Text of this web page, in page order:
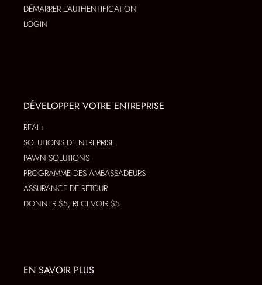
DÉMARRER L'AUTHENTIFICATION
LOGIN
DÉVELOPPER VOTRE ENTREPRISE
REAL+
SOLUTIONS D'ENTREPRISE
PAWN SOLUTIONS
PROGRAMME DES AMBASSADEURS
ASSURANCE DE RETOUR
DONNER $5, RECEVOIR $5
EN SAVOIR PLUS